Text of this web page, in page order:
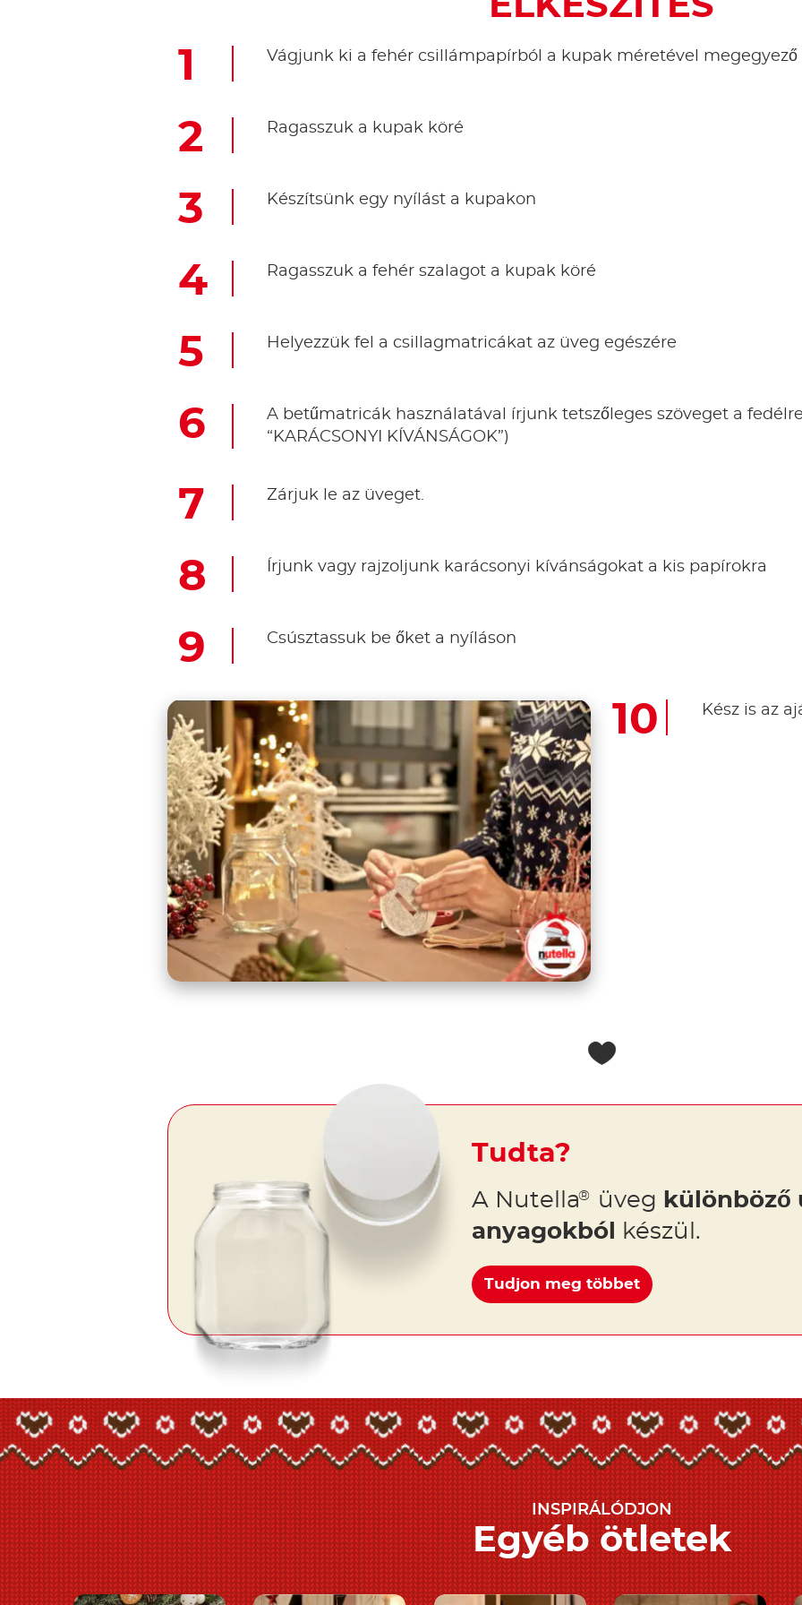
Vágjunk ki a fehér csillámpapírból a kupak méretével megegyező
Ragasszuk a kupak köré
Készítsünk egy nyílást a kupakon
Ragasszuk a fehér szalagot a kupak köré
Helyezzük fel a csillagmatricákat az üveg egészére
A betűmatricák használatával írjunk tetszőleges szöveget a
“KARÁCSONYI KÍVÁNSÁGOK”)
Zárjuk le az üveget.
Írjunk vagy rajzoljunk karácsonyi kívánságokat a kis papírokra
Csúsztassuk be őket a nyíláson
Kész is az
Tudta?
A Nutella® üveg különböző
anyagokból
készül.
Tudjon meg többet
INSPIRÁLÓDJON
Egyéb ötletek